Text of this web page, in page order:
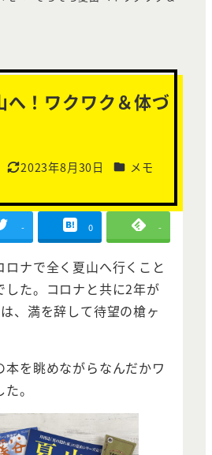
へ！ワクワク＆体づ
更新日
2023年8月30日 カテゴリー
メモ
- 0 -
ロナで全く夏山へ行くこと
した。コロナと共に2年が
、満を辞して待望の槍ヶ
本を眺めながらなんだかワ
。